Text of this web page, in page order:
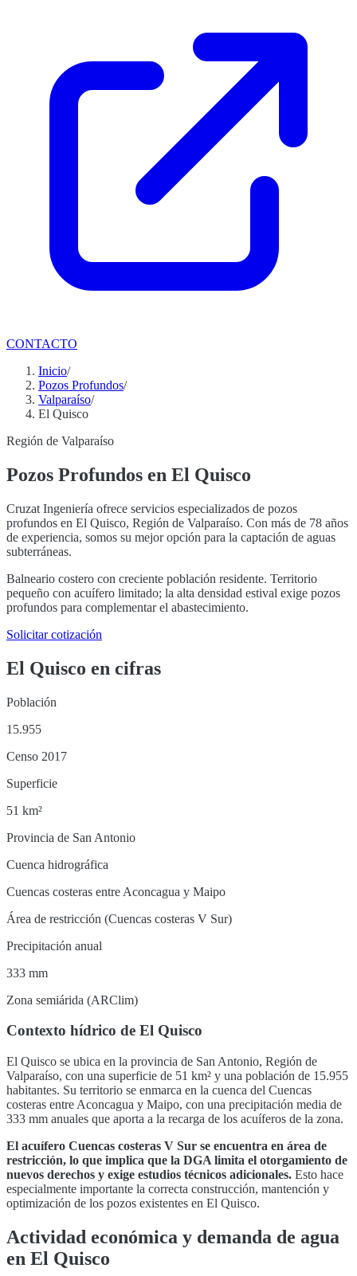
CONTACTO
Inicio/
Pozos Profundos/
Valparaíso/
El Quisco
Región de Valparaíso
Pozos Profundos en El Quisco
Cruzat Ingeniería ofrece servicios especializados de pozos
profundos en El Quisco, Región de Valparaíso. Con más de 78 años
de experiencia, somos su mejor opción para la captación de aguas
subterráneas.
Balneario costero con creciente población residente. Territorio
pequeño con acuífero limitado; la alta densidad estival exige pozos
profundos para complementar el abastecimiento.
Solicitar cotización
El Quisco en cifras
Población
15.955
Censo 2017
Superficie
51 km²
Provincia de San Antonio
Cuenca hidrográfica
Cuencas costeras entre Aconcagua y Maipo
Área de restricción (Cuencas costeras V Sur)
Precipitación anual
333 mm
Zona semiárida (ARClim)
Contexto hídrico de El Quisco
El Quisco se ubica en la provincia de San Antonio, Región de
Valparaíso, con una superficie de 51 km² y una población de 15.955
habitantes. Su territorio se enmarca en la cuenca del Cuencas
costeras entre Aconcagua y Maipo, con una precipitación media de
333 mm anuales que aporta a la recarga de los acuíferos de la zona.
El acuífero Cuencas costeras V Sur se encuentra en área de
restricción, lo que implica que la DGA limita el otorgamiento de
nuevos derechos y exige estudios técnicos adicionales. Esto hace
especialmente importante la correcta construcción, mantención y
optimización de los pozos existentes en El Quisco.
Actividad económica y demanda de agua
en El Quisco